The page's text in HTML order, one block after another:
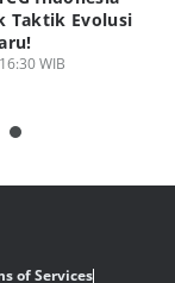
Taktik Evolusi
WIB
of Services